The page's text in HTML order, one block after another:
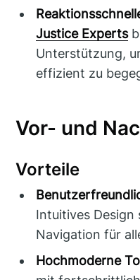
Justice Experts
Unterstützung,
effizient zu
Vor- und
Vorteile
Intuitives
Navigation für
Hochmoderne